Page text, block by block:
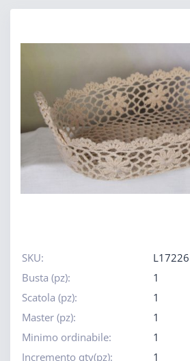
SKU:
L17226
Busta (pz):
1
Scatola (pz):
1
Master (pz):
1
Minimo ordinabile:
1
Incremento qty(pz):
1